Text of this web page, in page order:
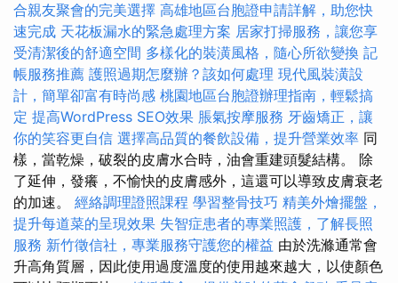
合親友聚會的完美選擇 高雄地區台胞證申請詳解，助您快
速完成 天花板漏水的緊急處理方案 居家打掃服務，讓您享
受清潔後的舒適空間 多樣化的裝潢風格，隨心所欲變換 記
帳服務推薦 護照過期怎麼辦？該如何處理 現代風裝潢設
計，簡單卻富有時尚感 桃園地區台胞證辦理指南，輕鬆搞
定 提高WordPress SEO效果 脹氣按摩服務 牙齒矯正，讓
你的笑容更自信 選擇高品質的餐飲設備，提升營業效率 同
樣，當乾燥，破裂的皮膚水合時，油會重建頭髮結構。 除
了延伸，發癢，不愉快的皮膚感外，這還可以導致皮膚衰老
的加速。 經絡調理證照課程 學習整骨技巧 精美外燴擺盤，
提升每道菜的呈現效果 失智症患者的專業照護，了解長照
服務 新竹徵信社，專業服務守護您的權益 由於洗滌通常會
升高角質層，因此使用過度溫度的使用越來越大，以使顏色